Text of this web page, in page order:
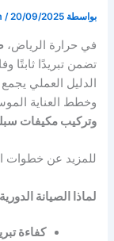
بواسطة /20/09/2025
في حرارة الرياض،
تضمن تبريدًا ثابتًا
الدليل العملي
وخطط العناية
وتركيب مكيفات
للمزيد عن خطوات
لماذا الصيانة
كفاءة